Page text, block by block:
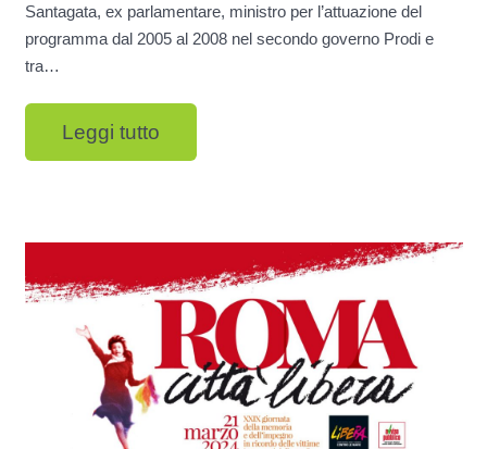
Santagata, ex parlamentare, ministro per l’attuazione del
programma dal 2005 al 2008 nel secondo governo Prodi e
tra…
Leggi tutto